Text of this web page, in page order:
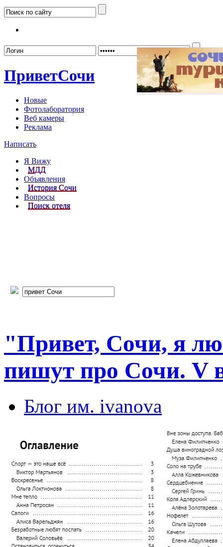
ПриветСочи
Новые
Фотолаборатория
Веб камеры
Реклама
Написать
Я Вижу
МДД
Объявления
История Сочи
Вопросы
Поиск отеля
"Привет, Сочи, я
пишут про Сочи.
Блог им. ivanova